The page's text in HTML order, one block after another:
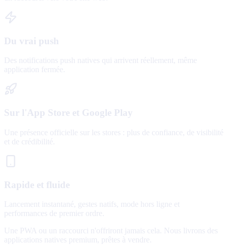
Du vrai push
Des notifications push natives qui arrivent réellement, même
application fermée.
Sur l'App Store et Google Play
Une présence officielle sur les stores : plus de confiance, de visibilité
et de crédibilité.
Rapide et fluide
Lancement instantané, gestes natifs, mode hors ligne et
performances de premier ordre.
Une PWA ou un raccourci n'offriront jamais cela. Nous livrons des
applications natives premium, prêtes à vendre.